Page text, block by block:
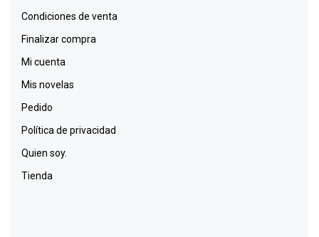
Condiciones de venta
Finalizar compra
Mi cuenta
Mis novelas
Pedido
Política de privacidad
Quien soy.
Tienda